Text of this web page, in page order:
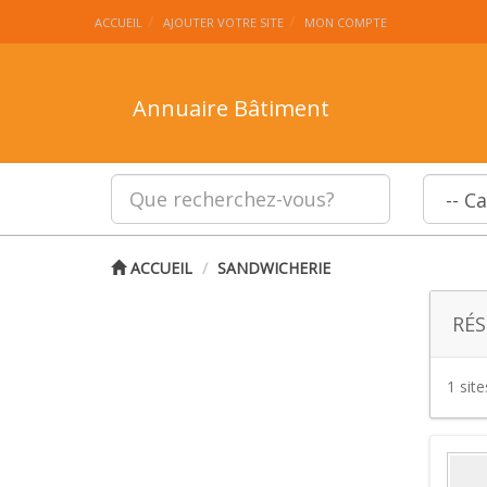
ACCUEIL AJOUTER VOTRE SITE MON COMPTE
Annuaire Bâtiment
ACCUEIL SANDWICHERIE
1